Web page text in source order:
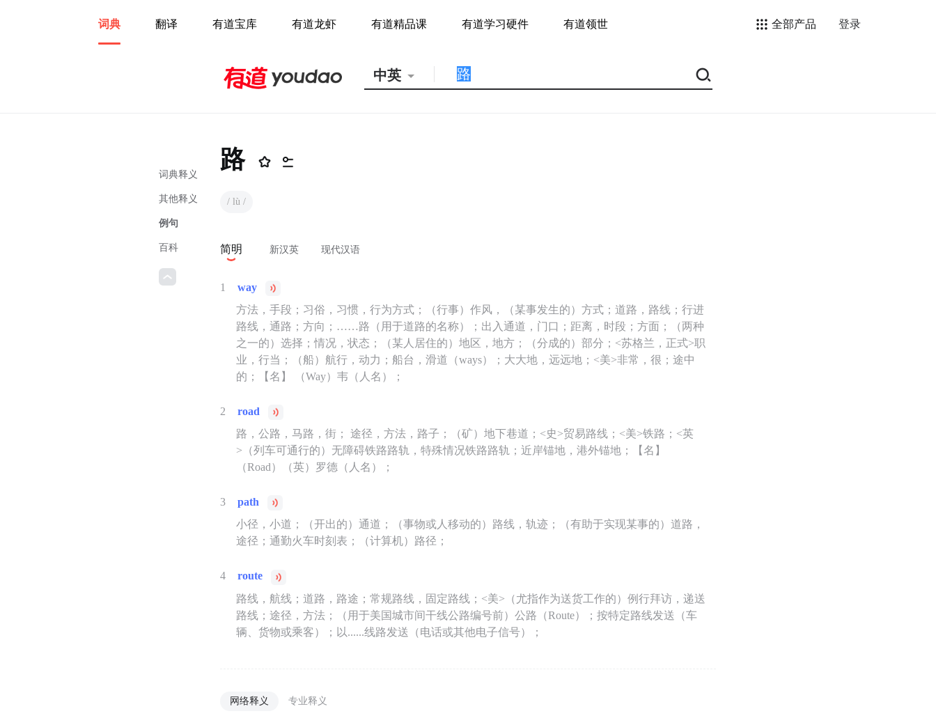
词典 翻译 有道宝库 有道龙虾 有道精品课 有道学习硬件 有道领世 全部产品 登录
中英
词典释义
其他释义
例句
百科
路
/ lù /
简明 新汉英 现代汉语
1
way
方法，手段；习俗，习惯，行为方式；（行事）作风，（某事发生的）方式；道路，路线；行进
路线，通路；方向；……路（用于道路的名称）；出入通道，门口；距离，时段；方面；（两种
之一的）选择；情况，状态；（某人居住的）地区，地方；（分成的）部分；<苏格兰，正式>职
业，行当；（船）航行，动力；船台，滑道（ways）；大大地，远远地；<美>非常，很；途中
的；【名】 （Way）韦（人名）；
2
road
路，公路，马路，街； 途径，方法，路子；（矿）地下巷道；<史>贸易路线；<美>铁路；<英
>（列车可通行的）无障碍铁路路轨，特殊情况铁路路轨；近岸锚地，港外锚地；【名】
（Road）（英）罗德（人名）；
3
path
小径，小道；（开出的）通道；（事物或人移动的）路线，轨迹；（有助于实现某事的）道路，
途径；通勤火车时刻表；（计算机）路径；
4
route
路线，航线；道路，路途；常规路线，固定路线；<美>（尤指作为送货工作的）例行拜访，递送
路线；途径，方法；（用于美国城市间干线公路编号前）公路（Route）；按特定路线发送（车
辆、货物或乘客）；以......线路发送（电话或其他电子信号）；
网络释义 专业释义